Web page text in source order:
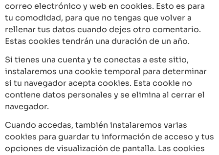
correo electrónico y web en cookies. Esto es para
tu comodidad, para que no tengas que volver a
rellenar tus datos cuando dejes otro comentario.
Estas cookies tendrán una duración de un año.
Si tienes una cuenta y te conectas a este sitio,
instalaremos una cookie temporal para determinar
si tu navegador acepta cookies. Esta cookie no
contiene datos personales y se elimina al cerrar el
navegador.
Cuando accedas, también instalaremos varias
cookies para guardar tu información de acceso y tus
opciones de visualización de pantalla. Las cookies